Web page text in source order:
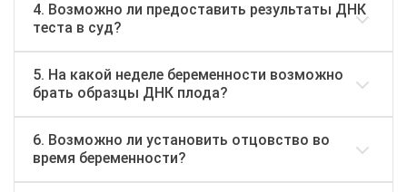
4. Возможно ли предоставить результаты ДНК
теста в суд?
5. На какой неделе беременности возможно
брать образцы ДНК плода?
6. Возможно ли установить отцовство во
время беременности?